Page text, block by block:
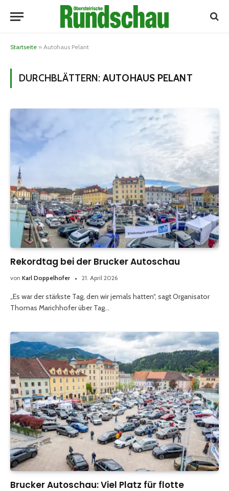
Startseite » Autohaus Pelant
DURCHBLÄTTERN: AUTOHAUS PELANT
Rekordtag bei der Brucker Autoschau
von Karl Doppelhofer 21. April 2026
„Es war der stärkste Tag, den wir jemals hatten“, sagt Organisator
Thomas Marichhofer über Tag…
Brucker Autoschau: Viel Platz für flotte